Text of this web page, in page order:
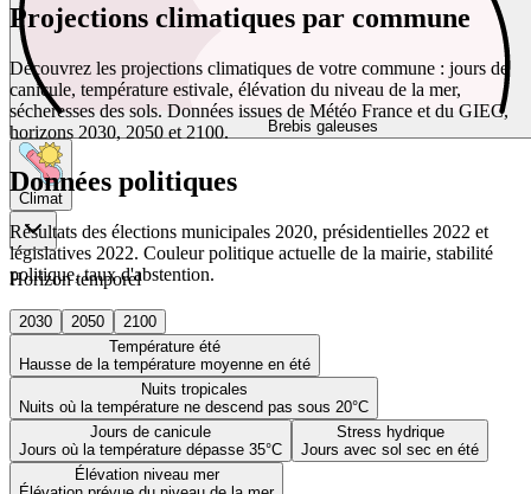
Brebis galeuses
Climat
Horizon temporel
2030 2050
2100
Température été
Hausse de la température moyenne en été
Nuits tropicales
Nuits où la température ne descend pas sous 20°C
Jours de canicule
Jours où la température dépasse 35°C
Stress hydrique
Jours avec sol sec en été
Élévation niveau mer
Projections climatiques par commune
Découvrez les projections climatiques de votre commune : jours de
canicule, température estivale, élévation du niveau de la mer,
sécheresses des sols. Données issues de Météo France et du GIEC,
horizons 2030, 2050 et 2100.
Données politiques
Résultats des élections municipales 2020, présidentielles 2022 et
législatives 2022. Couleur politique actuelle de la mairie, stabilité
politique, taux d'abstention.